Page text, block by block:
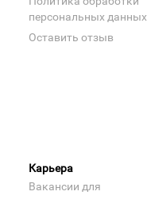
персональных данных
Оставить отзыв
Карьера
Вакансии для